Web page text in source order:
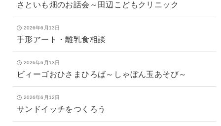
さといも畑のお話会～田辺こどもクリニック
2026年6月13日
手形アート・離乳食相談
2026年6月13日
ビィーゴおひさまひろば～しゃぼん玉あそび～
2026年6月12日
サンドイッチをつくろう